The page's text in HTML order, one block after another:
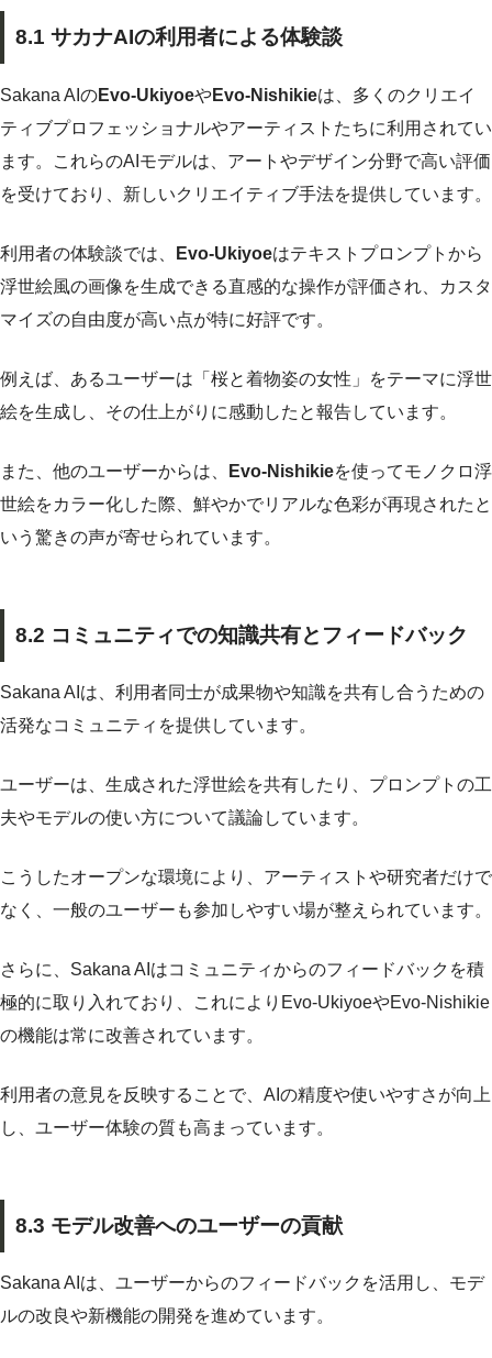
8.1 サカナAIの利用者による体験談
Sakana AIのEvo-UkiyoeやEvo-Nishikieは、多くのクリエイ
ティブプロフェッショナルやアーティストたちに利用されてい
ます。これらのAIモデルは、アートやデザイン分野で高い評価
を受けており、新しいクリエイティブ手法を提供しています。
利用者の体験談では、 Evo-Ukiyoeはテキストプロンプトから
浮世絵風の画像を生成できる直感的な操作が評価され、カスタ
マイズの自由度が高い点が特に好評です。
例えば、あるユーザーは「桜と着物姿の女性」をテーマに浮世
絵を生成し、その仕上がりに感動したと報告しています。
また、他のユーザーからは、 Evo-Nishikieを使ってモノクロ浮
世絵をカラー化した際、鮮やかでリアルな色彩が再現されたと
いう驚きの声が寄せられています。
8.2 コミュニティでの知識共有とフィードバック
Sakana AIは、利用者同士が成果物や知識を共有し合うための
活発なコミュニティを提供しています。
ユーザーは、生成された浮世絵を共有したり、プロンプトの工
夫やモデルの使い方について議論しています。
こうしたオープンな環境により、アーティストや研究者だけで
なく、一般のユーザーも参加しやすい場が整えられています。
さらに、Sakana AIはコミュニティからのフィードバックを積
極的に取り入れており、これによりEvo-UkiyoeやEvo-Nishikie
の機能は常に改善されています。
利用者の意見を反映することで、AIの精度や使いやすさが向上
し、ユーザー体験の質も高まっています。
8.3 モデル改善へのユーザーの貢献
Sakana AIは、ユーザーからのフィードバックを活用し、モデ
ルの改良や新機能の開発を進めています。